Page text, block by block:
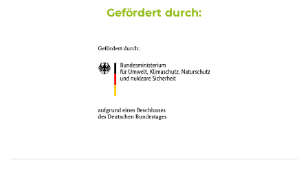
Gefördert durch: